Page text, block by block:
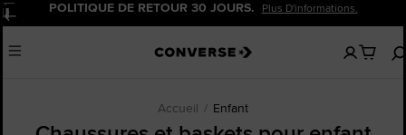
Pause 20 % DE REMISE POUR LES NOUVEAUX CLIENTS.
Menu
Aucun
articles
Accueil Enfant